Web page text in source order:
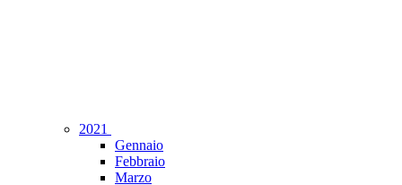
2021
Gennaio
Febbraio
Marzo